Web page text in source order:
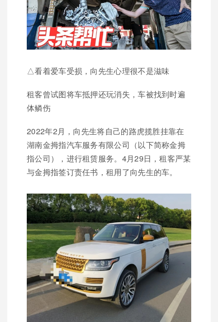
△看着爱车受损，向先生心理很不是滋味
租客曾试图将车抵押还玩消失，车被找到时遍
体鳞伤
2022年2月，向先生将自己的路虎揽胜挂靠在
湖南金拇指汽车服务有限公司（以下简称金拇
指公司），进行租赁服务。4月29日，租客严某
与金拇指签订责任书，租用了向先生的车。